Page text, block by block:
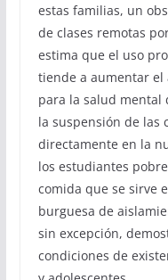
estas familias, un
de clases remotas
estima que el uso
tiende a aumentar el
para la salud mental
la suspensión de las
directamente en la
los estudiantes
comida que se sirve
burguesa de
sin excepción,
condiciones de